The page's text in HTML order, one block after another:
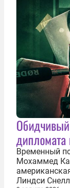
Обидчивый
дипломата
Временный
Мохаммед
Линдси